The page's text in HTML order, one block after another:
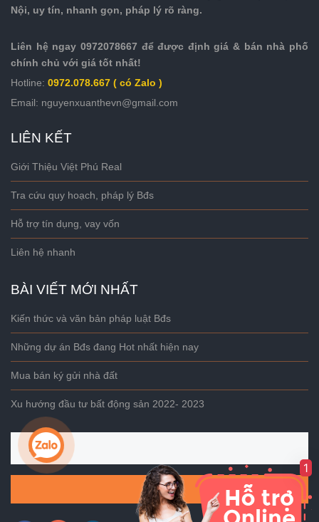
Nội, uy tín, nhanh gọn, pháp lý rõ ràng.
Liên hệ ngay 0972078667 để được định giá & bán nhà phố
chính chủ với giá tốt nhất!
Hotline: 0972.078.667 ( có Zalo )
Email: nguyenxuanthevn@gmail.com
LIÊN KẾT
Giới Thiệu Việt Phú Real
Tra cứu quy hoạch, pháp lý Bđs
Hỗ trợ tín dụng, vay vốn
Liên hệ nhanh
BÀI VIẾT MỚI NHẤT
Kiến thức và văn bản pháp luật Bđs
Những dự án Bđs đang Hot nhất hiện nay
Mua bán ký gửi nhà đất
Xu hướng đầu tư bất động sản 2022- 2023
Gửi đi
1